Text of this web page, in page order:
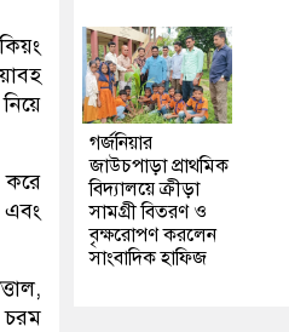
করে
এবং
চরম
গর্জনিয়ার
জাউচপাড়া প্রাথমিক
বিদ্যালয়ে ক্রীড়া
সামগ্রী বিতরণ ও
বৃক্ষরোপণ করলেন
সাংবাদিক হাফিজ